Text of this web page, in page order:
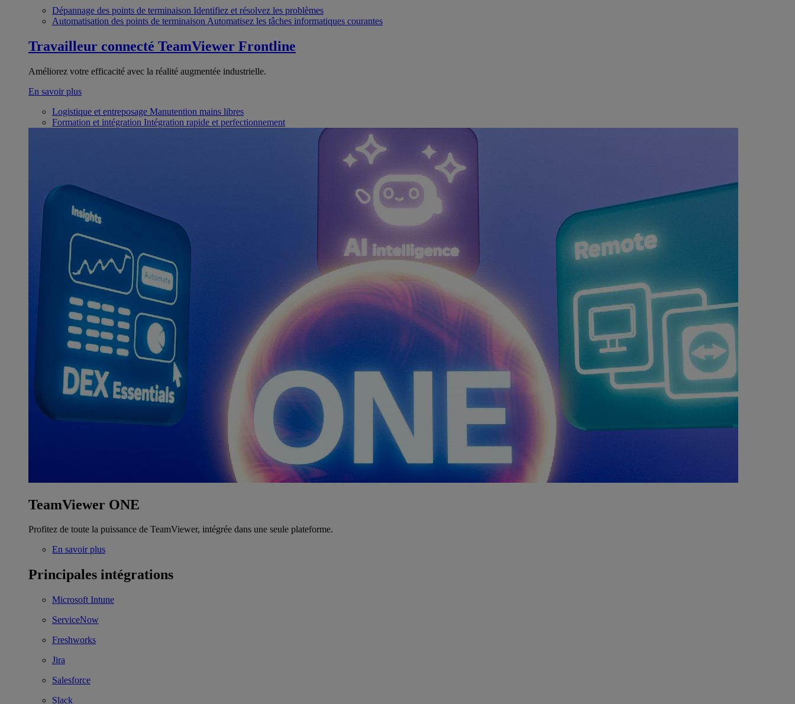
Dépannage des points de terminaison Identifiez et résolvez les problèmes
Automatisation des points de terminaison Automatisez les tâches informatiques courantes
Travailleur connecté TeamViewer Frontline
Améliorez votre efficacité avec la réalité augmentée industrielle.
En savoir plus
Logistique et entreposage Manutention mains libres
Formation et intégration Intégration rapide et perfectionnement
TeamViewer ONE
Profitez de toute la puissance de TeamViewer, intégrée dans une seule plateforme.
En savoir plus
Principales intégrations
Microsoft Intune
ServiceNow
Freshworks
Jira
Salesforce
Slack